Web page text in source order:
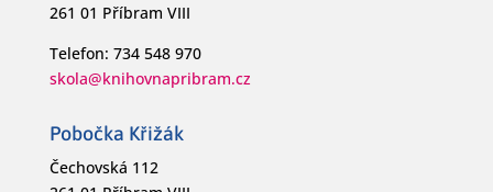
261 01 Příbram VIII
Telefon: 734 548 970
skola@knihovnapribram.cz
Pobočka Křižák
Čechovská 112